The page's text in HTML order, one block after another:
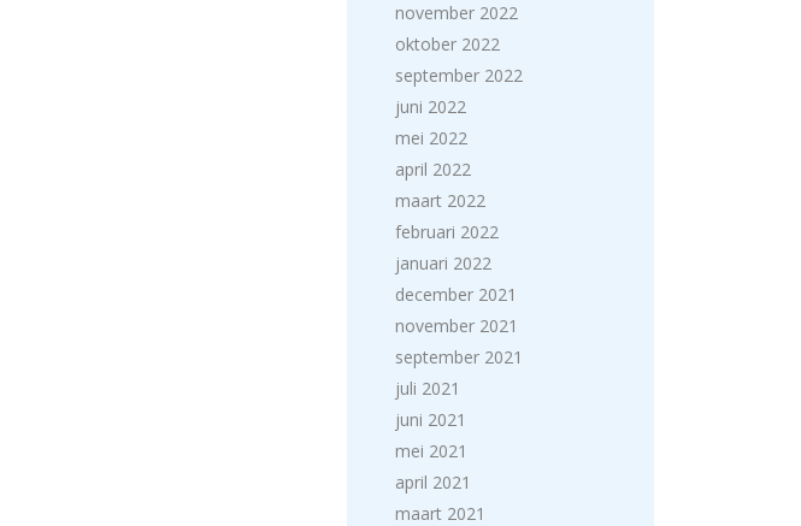
november 2022
oktober 2022
september 2022
juni 2022
mei 2022
april 2022
maart 2022
februari 2022
januari 2022
december 2021
november 2021
september 2021
juli 2021
juni 2021
mei 2021
april 2021
maart 2021